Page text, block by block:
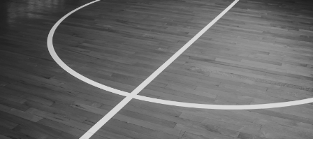
PROJETOS
LIGA BETCLIC MASCULINA
LIGA BETCLIC FEMININA